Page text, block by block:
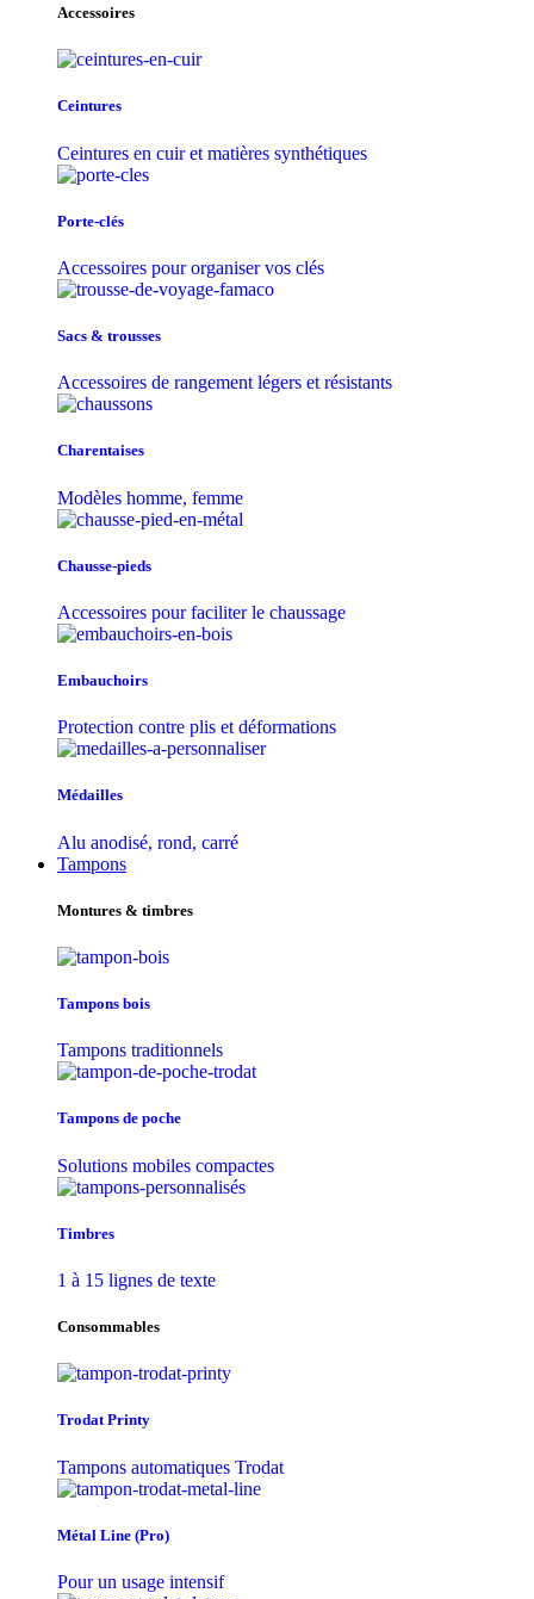
Accessoires
Ceintures
Ceintures en cuir et matières synthétiques
Porte-clés
Accessoires pour organiser vos clés
Sacs & trousse​s
Accessoires de rangement légers et résistants
Charentaises
Modèles homme, femme
Chausse-pieds
Accessoires pour faciliter le chaussage
Embauchoirs
Protection contre plis et déformations
Médailles
Alu anodisé, rond, carré
Tampons
Montures & timbres
Tampons bois
Tampons traditionnels
Tampons de poche
Solutions mobiles compactes
Timbres
1 à 15 lignes de texte
Consommables
Trodat Printy
Tampons automatiques Trodat
Métal Line (Pro)
Pour un usage intensif